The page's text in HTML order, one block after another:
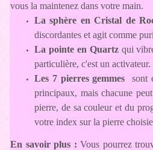
vous la maintenez dans votre main.
La sphère en Cristal de
discordantes et agit comme
La pointe en Quartz qui
particulière, c'est un activateur.
Les 7 pierres gemmes sont
principaux, mais chacune
pierre, de sa couleur et du
votre index sur la pierre
En savoir plus :Vous pourrez